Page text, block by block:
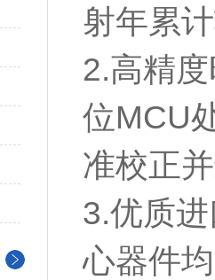
射年累
2.高精
位MCU
准校正
3.优质
心器件